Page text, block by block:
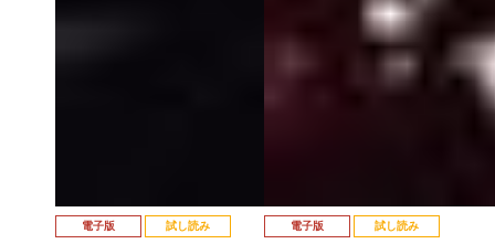
電子版 試し読み 電子版 試し読み